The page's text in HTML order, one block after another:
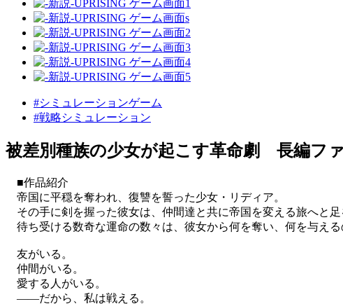
#シミュレーションゲーム
#戦略シミュレーション
被差別種族の少女が起こす革命劇 長編フ
■作品紹介
帝国に平穏を奪われ、復讐を誓った少女・リディア。
その手に剣を握った彼女は、仲間達と共に帝国を変える旅へと足
待ち受ける数奇な運命の数々は、彼女から何を奪い、何を与える
友がいる。
仲間がいる。
愛する人がいる。
――だから、私は戦える。